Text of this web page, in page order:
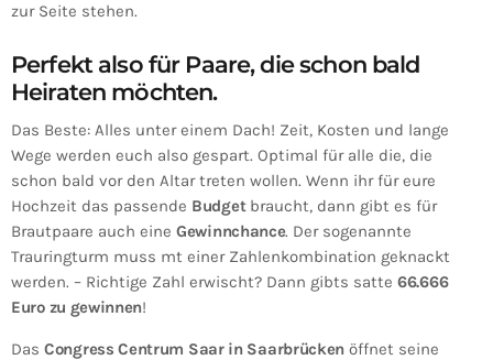
zur Seite stehen.
Perfekt also für Paare, die schon bald
Heiraten möchten.
Das Beste: Alles unter einem Dach! Zeit, Kosten und lange
Wege werden euch also gespart. Optimal für alle die, die
schon bald vor den Altar treten wollen. Wenn ihr für eure
Hochzeit das passende Budgetbraucht, dann gibt es für
Brautpaare auch eine Gewinnchance. Der sogenannte
Trauringturm muss mt einer Zahlenkombination geknackt
werden. – Richtige Zahl erwischt? Dann gibts satte 66.666
Euro zu gewinnen!
Das Congress Centrum Saar in Saarbrücken öffnet seine